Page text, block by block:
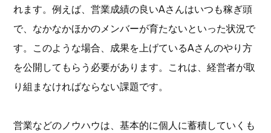
れます。例えば、営業成績の良いAさんはいつも稼ぎ頭
で、なかなかほかのメンバーが育たないといった状況で
す。このような場合、成果を上げているAさんのやり方
を公開してもらう必要があります。これは、経営者が取
り組まなければならない課題です。
営業などのノウハウは、基本的に個人に蓄積していくも